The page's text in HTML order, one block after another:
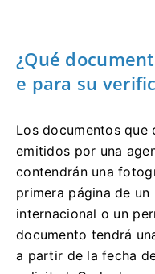
¿Qué
e para su
Los documentos que
emitidos por una
contendrán una
primera página de
internacional o un
documento tendrá
a partir de la fecha